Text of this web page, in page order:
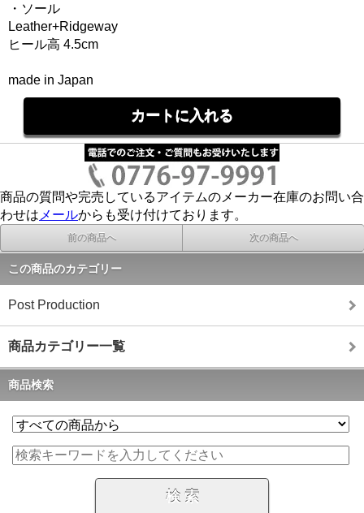
・ソール
Leather+Ridgeway
ヒール高 4.5cm
made in Japan
商品の質問や完売しているアイテムのメーカー在庫のお問い合
わせは メールからも受け付けております。
前の商品へ 次の商品へ
この商品のカテゴリー
Post Production
商品カテゴリー一覧
商品検索